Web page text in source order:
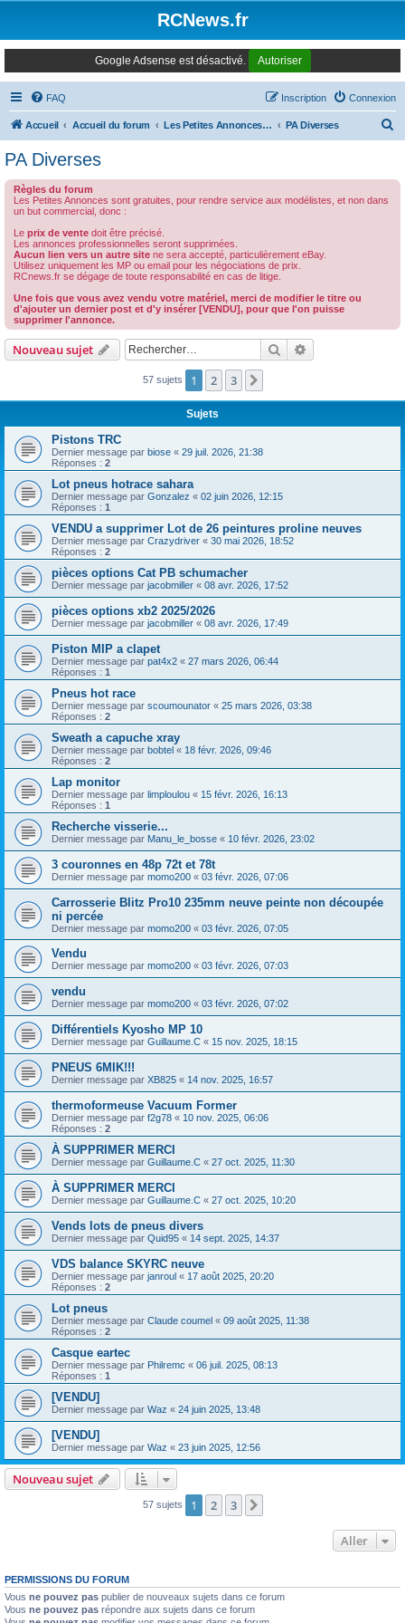
RCNews.fr
Google Adsense est désactivé. Autoriser
FAQ Connexion
Inscription
Accueil Accueil du forum Les Petites Annonces Modernes PA Diverses
PA Diverses
Règles du forum
Les Petites Annonces sont gratuites, pour rendre service aux modélistes, et non dans
un but commercial, donc :
Le prix de vente doit être précisé.
Les annonces professionnelles seront supprimées.
Aucun lien vers un autre site ne sera accepté, particulièrement eBay.
Utilisez uniquement les MP ou email pour les négociations de prix.
RCnews.fr se dégage de toute responsabilité en cas de litige.
Une fois que vous avez vendu votre matériel, merci de modifier le titre ou
d'ajouter un dernier post et d'y insérer [VENDU], pour que l'on puisse
supprimer l'annonce.
Nouveau sujet Rechercher
57 sujets 1 2 3
Sujets
Pistons TRC
Dernier message par biose « 29 juil. 2026, 21:38
Réponses : 2
Lot pneus hotrace sahara
Dernier message par Gonzalez « 02 juin 2026, 12:15
Réponses : 1
VENDU a supprimer Lot de 26 peintures proline neuves
Dernier message par Crazydriver « 30 mai 2026, 18:52
Réponses : 2
pièces options Cat PB schumacher
Dernier message par jacobmiller « 08 avr. 2026, 17:52
pièces options xb2 2025/2026
Dernier message par jacobmiller « 08 avr. 2026, 17:49
Piston MIP a clapet
Dernier message par pat4x2 « 27 mars 2026, 06:44
Réponses : 1
Pneus hot race
Dernier message par scoumounator « 25 mars 2026, 03:38
Réponses : 2
Sweath a capuche xray
Dernier message par bobtel « 18 févr. 2026, 09:46
Réponses : 2
Lap monitor
Dernier message par limploulou « 15 févr. 2026, 16:13
Réponses : 1
Recherche visserie...
Dernier message par Manu_le_bosse « 10 févr. 2026, 23:02
3 couronnes en 48p 72t et 78t
Dernier message par momo200 « 03 févr. 2026, 07:06
Carrosserie Blitz Pro10 235mm neuve peinte non découpée
ni percée
Dernier message par momo200 « 03 févr. 2026, 07:05
Vendu
Dernier message par momo200 « 03 févr. 2026, 07:03
vendu
Dernier message par momo200 « 03 févr. 2026, 07:02
Différentiels Kyosho MP 10
Dernier message par Guillaume.C « 15 nov. 2025, 18:15
PNEUS 6MIK!!!
Dernier message par XB825 « 14 nov. 2025, 16:57
thermoformeuse Vacuum Former
Dernier message par f2g78 « 10 nov. 2025, 06:06
Réponses : 2
À SUPPRIMER MERCI
Dernier message par Guillaume.C « 27 oct. 2025, 11:30
À SUPPRIMER MERCI
Dernier message par Guillaume.C « 27 oct. 2025, 10:20
Vends lots de pneus divers
Dernier message par Quid95 « 14 sept. 2025, 14:37
VDS balance SKYRC neuve
Dernier message par janroul « 17 août 2025, 20:20
Réponses : 2
Lot pneus
Dernier message par Claude coumel « 09 août 2025, 11:38
Réponses : 2
Casque eartec
Dernier message par Philremc « 06 juil. 2025, 08:13
Réponses : 1
[VENDU]
Dernier message par Waz « 24 juin 2025, 13:48
[VENDU]
Dernier message par Waz « 23 juin 2025, 12:56
Nouveau sujet
57 sujets 1 2 3
Aller
PERMISSIONS DU FORUM
Vous ne pouvez pas publier de nouveaux sujets dans ce forum
Vous ne pouvez pas répondre aux sujets dans ce forum
Panneau de gestion des cookies